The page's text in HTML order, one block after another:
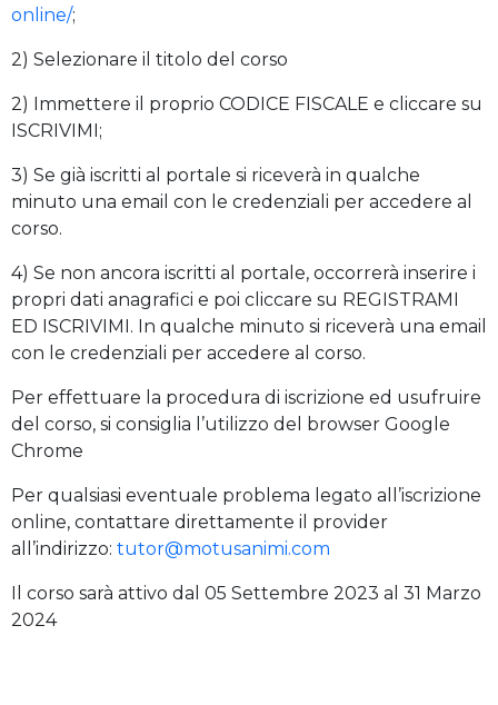
online/;
2) Selezionare il titolo del corso
2) Immettere il proprio CODICE FISCALE e cliccare su
ISCRIVIMI;
3) Se già iscritti al portale si riceverà in qualche
minuto una email con le credenziali per accedere al
corso.
4) Se non ancora iscritti al portale, occorrerà inserire i
propri dati anagrafici e poi cliccare su REGISTRAMI
ED ISCRIVIMI. In qualche minuto si riceverà una email
con le credenziali per accedere al corso.
Per effettuare la procedura di iscrizione ed usufruire
del corso, si consiglia l’utilizzo del browser Google
Chrome
Per qualsiasi eventuale problema legato all’iscrizione
online, contattare direttamente il provider
all’indirizzo: tutor@motusanimi.com
Il corso sarà attivo dal 05 Settembre 2023 al 31 Marzo
2024